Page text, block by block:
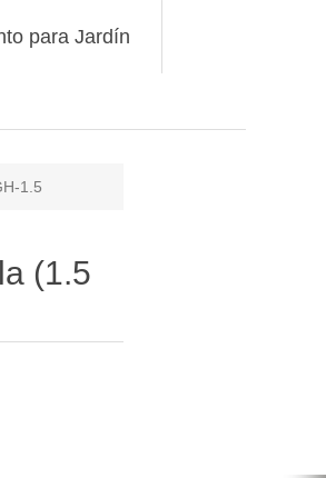
para Jardín
1.5
(1.5